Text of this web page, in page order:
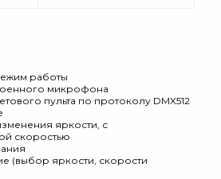
работы
микрофона
пульта по протоколу DMX512
яркости, с
скоростью
(выбор яркости, скорости